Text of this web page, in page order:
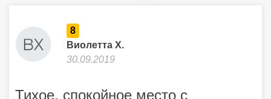
мини-маркет, где продается вкусная выпечка, два бассейна
с подсветкой. Вкусная еда, безоблачное небо, отзывчивый
персонал. Удобные бунгало! В номерах есть кухня, можно
приготовить, а в ресторане заказать вкусную еду на вынос.